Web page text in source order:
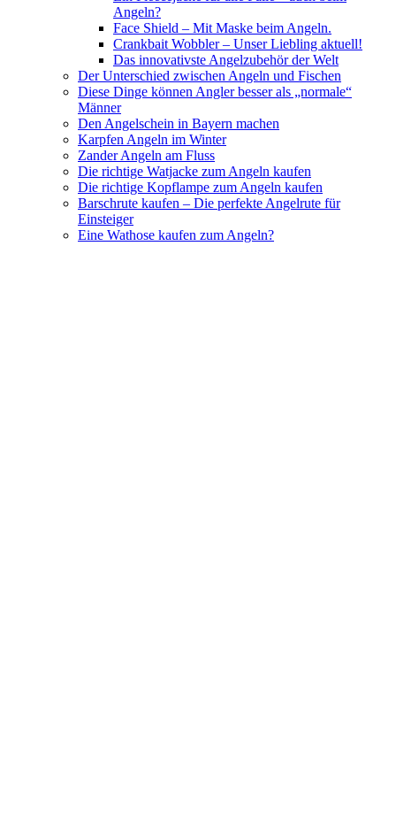
Angeln?
Face Shield – Mit Maske beim Angeln.
Crankbait Wobbler – Unser Liebling aktuell!
Das innovativste Angelzubehör der Welt
Der Unterschied zwischen Angeln und Fischen
Diese Dinge können Angler besser als „normale“
Männer
Den Angelschein in Bayern machen
Karpfen Angeln im Winter
Zander Angeln am Fluss
Die richtige Watjacke zum Angeln kaufen
Die richtige Kopflampe zum Angeln kaufen
Barschrute kaufen – Die perfekte Angelrute für
Einsteiger
Eine Wathose kaufen zum Angeln?